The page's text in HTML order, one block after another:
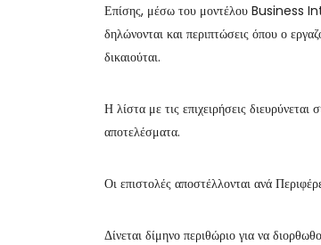
Επίσης, μέσω του μοντέλου Business
δηλώνονται και περιπτώσεις όπου ο
δικαιούται.
Η λίστα με τις επιχειρήσεις
αποτελέσματα.
Οι επιστολές αποστέλλονται ανά
Δίνεται δίμηνο περιθώριο για να